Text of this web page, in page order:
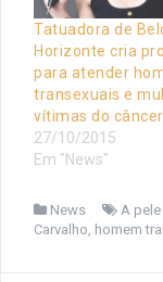
Tatuadora de
Horizonte cria
para atender
transexuais e
vítimas do câncer
27/10/2015
Em "News"
News A
Carvalho, homem